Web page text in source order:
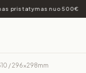
pristatymas nuo 500€
/ 296x298mm